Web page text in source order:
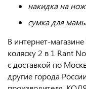
накидка на
сумка для
В интернет-
коляску 2 в 1 Rant
с доставкой по
другие города